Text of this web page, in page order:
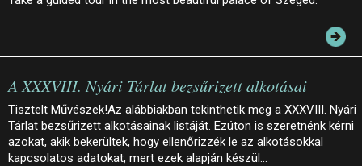
A XXXVIII. Nyári Tárlat bezsűrizett alkotásai
Tisztelt Művészek!Az alábbiakban tekinthetik meg a XXXVIII. Nyári
Tárlat bezsűrizett alkotásainak listáját. Ezúton is szeretnénk kérni
azokat, akik bekerültek, hogy ellenőrizzék le az alkotásokkal
kapcsolatos adatokat, mert ezek alapján készül…